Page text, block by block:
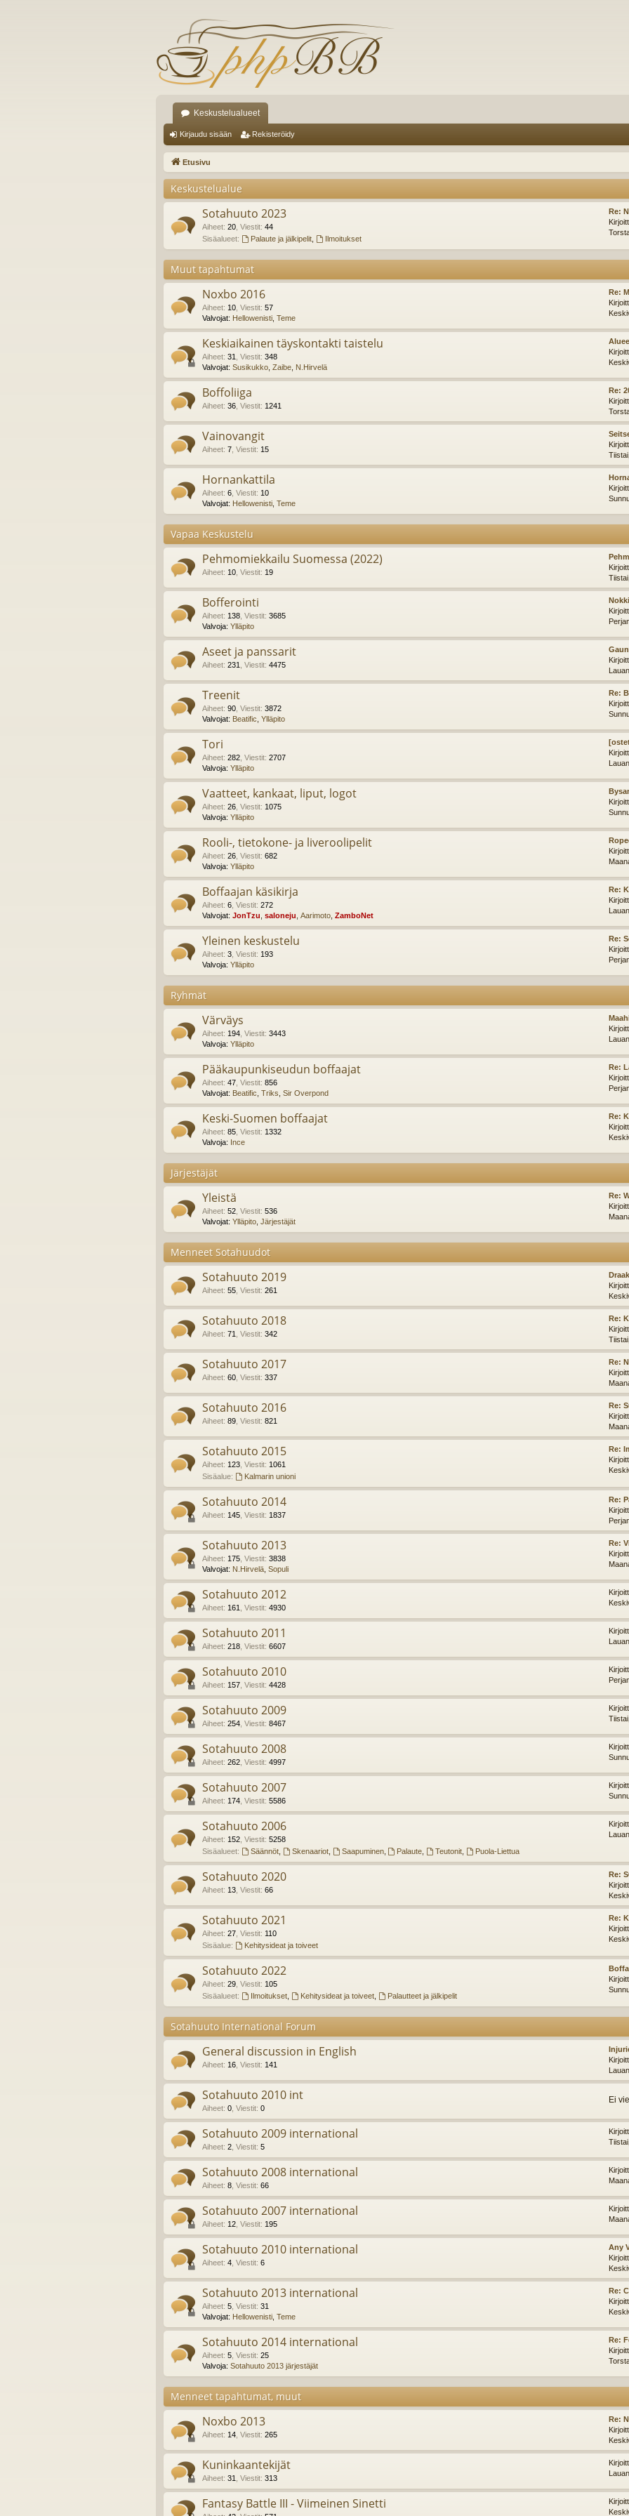
Keskustelualueet
Kirjaudu sisään Rekisteröidy
Etusivu
Keskustelualue
Sotahuuto 2023
Aiheet: 20 Viestit: 44
Sisäalueet:
Palaute ja jälkipelit, Ilmoitukset
Re:
Muut tapahtumat
Noxbo 2016
Aiheet: 10 Viestit: 57
Valvojat: Hellowenisti Teme
Re:
Keskiaikainen täyskontakti taistelu
Aiheet: 31 Viestit: 348
Valvojat: Susikukko Zaibe N.Hirvelä
Boffoliiga
Aiheet: 36 Viestit: 1241
Re:
Vainovangit
Aiheet: 7 Viestit: 15
Hornankattila
Aiheet: 6 Viestit: 10
Valvojat: Hellowenisti Teme
Vapaa Keskustelu
Pehmomiekkailu Suomessa (2022)
Aiheet: 10 Viestit: 19
Bofferointi
Aiheet: 138 Viestit: 3685
Valvoja: Ylläpito
Aseet ja panssarit
Aiheet: 231 Viestit: 4475
Treenit
Aiheet: 90 Viestit: 3872
Valvojat: Beatific Ylläpito
Re:
Tori
Aiheet: 282 Viestit: 2707
Valvoja: Ylläpito
Vaatteet, kankaat, liput, logot
Aiheet: 26 Viestit: 1075
Valvoja: Ylläpito
Rooli-, tietokone- ja liveroolipelit
Aiheet: 26 Viestit: 682
Valvoja: Ylläpito
Boffaajan käsikirja
Aiheet: 6 Viestit: 272
Valvojat: JonTzu saloneju Aarimoto ZamboNet
Re:
Yleinen keskustelu
Aiheet: 3 Viestit: 193
Valvoja: Ylläpito
Re:
Ryhmät
Värväys
Aiheet: 194 Viestit: 3443
Valvoja: Ylläpito
Pääkaupunkiseudun boffaajat
Aiheet: 47 Viestit: 856
Valvojat: Beatific Triks Sir Overpond
Re:
Keski-Suomen boffaajat
Aiheet: 85 Viestit: 1332
Valvoja: Ince
Re:
Järjestäjät
Yleistä
Aiheet: 52 Viestit: 536
Valvojat: Ylläpito Järjestäjät
Re:
Menneet Sotahuudot
Sotahuuto 2019
Aiheet: 55 Viestit: 261
Sotahuuto 2018
Aiheet: 71 Viestit: 342
Re:
Sotahuuto 2017
Aiheet: 60 Viestit: 337
Re:
Sotahuuto 2016
Aiheet: 89 Viestit: 821
Re:
Sotahuuto 2015
Aiheet: 123 Viestit: 1061
Sisäalue:
Kalmarin unioni
Re:
Sotahuuto 2014
Aiheet: 145 Viestit: 1837
Re:
Sotahuuto 2013
Aiheet: 175 Viestit: 3838
Valvojat: N.Hirvelä Sopuli
Re:
Sotahuuto 2012
Aiheet: 161 Viestit: 4930
Sotahuuto 2011
Aiheet: 218 Viestit: 6607
Sotahuuto 2010
Aiheet: 157 Viestit: 4428
Sotahuuto 2009
Aiheet: 254 Viestit: 8467
Sotahuuto 2008
Aiheet: 262 Viestit: 4997
Sotahuuto 2007
Aiheet: 174 Viestit: 5586
Sotahuuto 2006
Aiheet: 152 Viestit: 5258
Sisäalueet:
Säännöt, Skenaariot, Saapuminen, Palaute Teutonit Puola-Liettua
Sotahuuto 2020
Aiheet: 13 Viestit: 66
Re:
Sotahuuto 2021
Aiheet: 27 Viestit: 110
Sisäalue:
Kehitysideat ja toiveet
Re:
Sotahuuto 2022
Aiheet: 29 Viestit: 105
Sisäalueet:
Ilmoitukset, Kehitysideat ja toiveet, Palautteet ja jälkipelit
Sotahuuto International Forum
General discussion in English
Aiheet: 16 Viestit: 141
Sotahuuto 2010 int
Aiheet: 0 Viestit: 0
Ei
Sotahuuto 2009 international
Aiheet: 2 Viestit: 5
Sotahuuto 2008 international
Aiheet: 8 Viestit: 66
Sotahuuto 2007 international
Aiheet: 12 Viestit: 195
Sotahuuto 2010 international
Aiheet: 4 Viestit: 6
Any
Sotahuuto 2013 international
Aiheet: 5 Viestit: 31
Valvojat: Hellowenisti Teme
Re:
Sotahuuto 2014 international
Aiheet: 5 Viestit: 25
Valvoja: Sotahuuto 2013 järjestäjät
Re:
Menneet tapahtumat, muut
Noxbo 2013
Aiheet: 14 Viestit: 265
Re:
Kuninkaantekijät
Aiheet: 31 Viestit: 313
Fantasy Battle III - Viimeinen Sinetti